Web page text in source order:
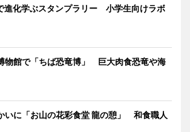
進化学ぶスタンプラリー 小学生向けラボ
物館で「ちば恐竜博」 巨大肉食恐竜や海
いに「お山の花彩食堂 龍の憩」 和食職人